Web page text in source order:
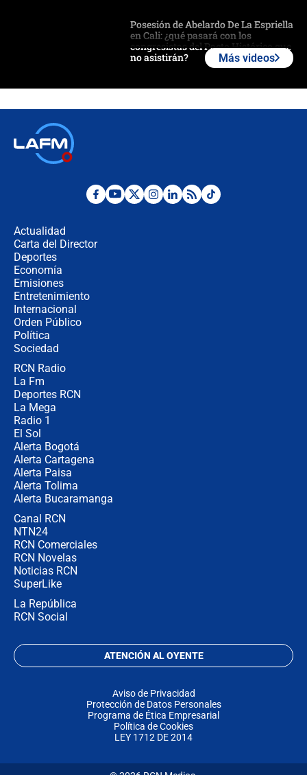
Posesión de Abelardo De La Espriella
en Cali: ¿qué pasará con los
congresistas del Pacto Histórico que
no asistirán?
¿Por qué De la Espriella gobernará
Más videos
Actualidad
Carta del Director
Deportes
Economía
Emisiones
Entretenimiento
Internacional
Orden Público
Política
Sociedad
RCN Radio
La Fm
Deportes RCN
La Mega
Radio 1
El Sol
Alerta Bogotá
Alerta Cartagena
Alerta Paisa
Alerta Tolima
Alerta Bucaramanga
Canal RCN
NTN24
RCN Comerciales
RCN Novelas
Noticias RCN
SuperLike
La República
RCN Social
ATENCIÓN AL OYENTE
Aviso de Privacidad
Protección de Datos Personales
Programa de Ética Empresarial
Política de Cookies
LEY 1712 DE 2014